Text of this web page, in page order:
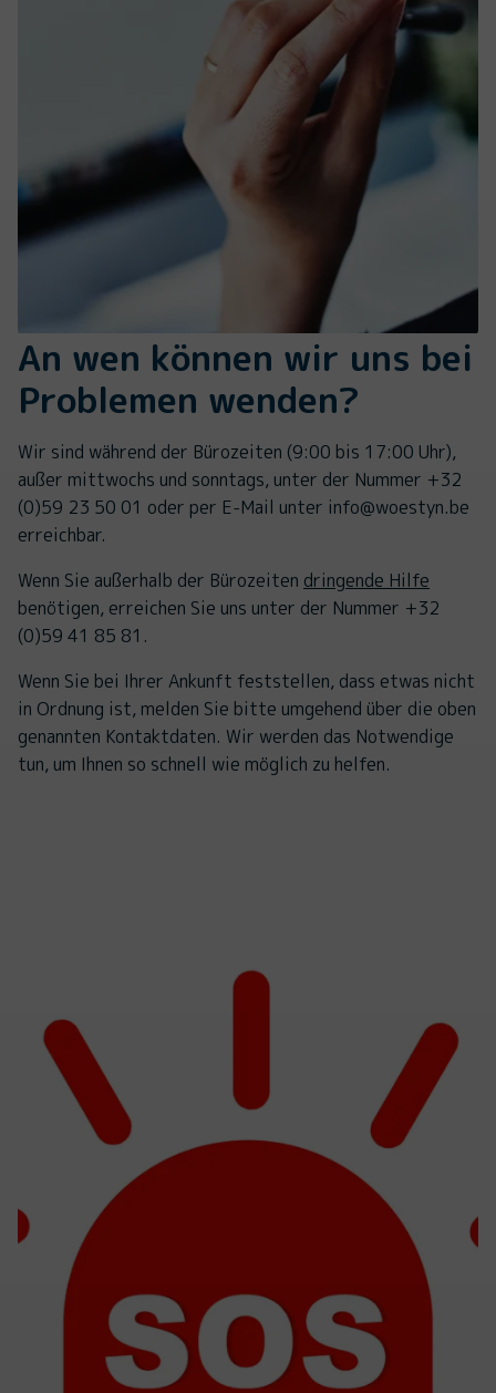
An wen können wir uns bei
Problemen wenden?
Wir sind während der Bürozeiten (9:00 bis 17:00 Uhr),
außer mittwochs und sonntags, unter der Nummer +32
(0)59 23 50 01 oder per E-Mail unter info@woestyn.be
erreichbar.
Wenn Sie außerhalb der Bürozeiten dringende Hilfe
benötigen, erreichen Sie uns unter der Nummer +32
(0)59 41 85 81.
Wenn Sie bei Ihrer Ankunft feststellen, dass etwas nicht
in Ordnung ist, melden Sie bitte umgehend über die oben
genannten Kontaktdaten. Wir werden das Notwendige
tun, um Ihnen so schnell wie möglich zu helfen.